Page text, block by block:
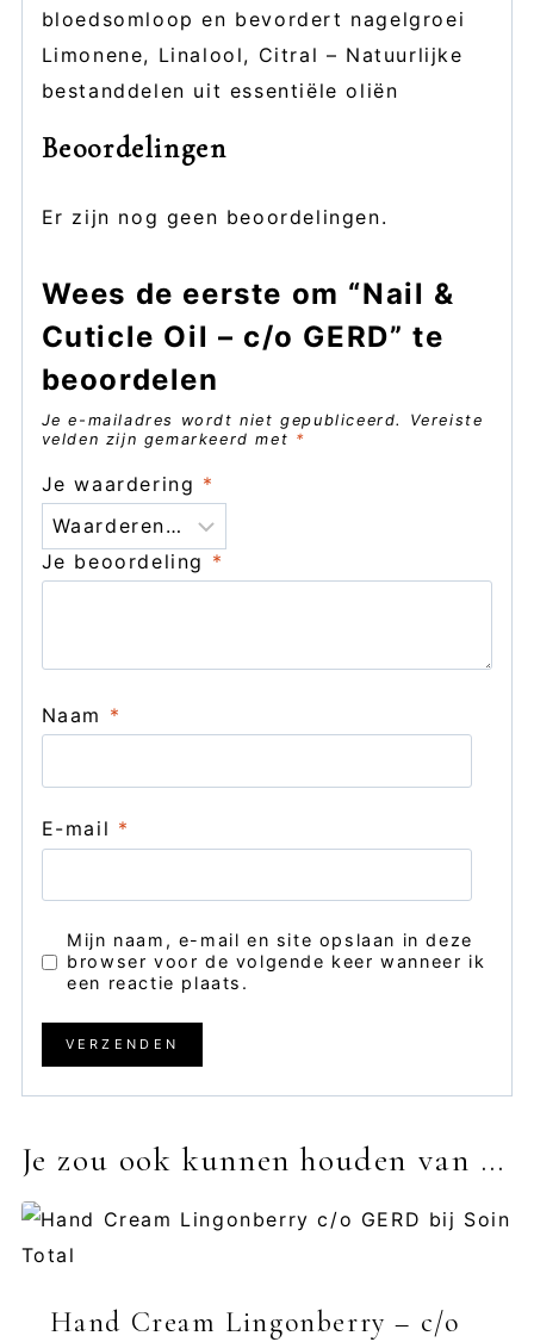
bloedsomloop en bevordert nagelgroei
Limonene, Linalool, Citral – Natuurlijke
bestanddelen uit essentiële oliën
Beoordelingen
Er zijn nog geen beoordelingen.
Wees de eerste om “Nail &
Cuticle Oil – c/o GERD” te
beoordelen
Je e-mailadres wordt niet gepubliceerd.
Vereiste
velden zijn gemarkeerd met *
Je waardering *
Je beoordeling *
Naam *
E-mail *
Mijn naam, e-mail en site opslaan in deze
browser voor de volgende keer wanneer ik
een reactie plaats.
Je zou ook kunnen houden van …
Hand Cream Lingonberry – c/o